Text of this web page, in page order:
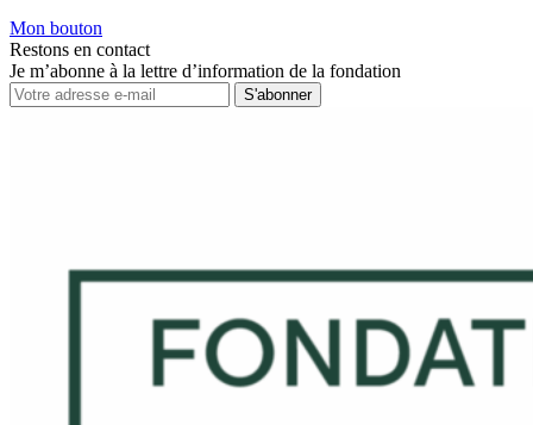
Mon bouton
Restons en contact
Je m’abonne à la lettre d’information de la fondation
S'abonner